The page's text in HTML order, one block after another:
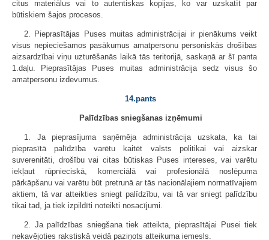
citus materiālus vai to autentiskas kopijas, ko var uzskatīt par
būtiskiem šajos procesos.
2. Pieprasītājas Puses muitas administrācijai ir pienākums veikt
visus nepieciešamos pasākumus amatpersonu personiskās drošības
aizsardzībai viņu uzturēšanās laikā tās teritorijā, saskaņā ar šī panta
1.daļu. Pieprasītājas Puses muitas administrācija sedz visus šo
amatpersonu izdevumus.
14.pants
Palīdzības sniegšanas izņēmumi
1. Ja pieprasījuma saņēmēja administrācija uzskata, ka tai
pieprasītā palīdzība varētu kaitēt valsts politikai vai aizskar
suverenitāti, drošību vai citas būtiskas Puses intereses, vai varētu
iekļaut rūpnieciskā, komerciālā vai profesionālā noslēpuma
pārkāpšanu vai varētu būt pretrunā ar tās nacionālajiem normatīvajiem
aktiem, tā var atteikties sniegt palīdzību, vai tā var sniegt palīdzību
tikai tad, ja tiek izpildīti noteikti nosacījumi.
2. Ja palīdzības sniegšana tiek atteikta, pieprasītājai Pusei tiek
nekavējoties rakstiskā veidā paziņots atteikuma iemesls.